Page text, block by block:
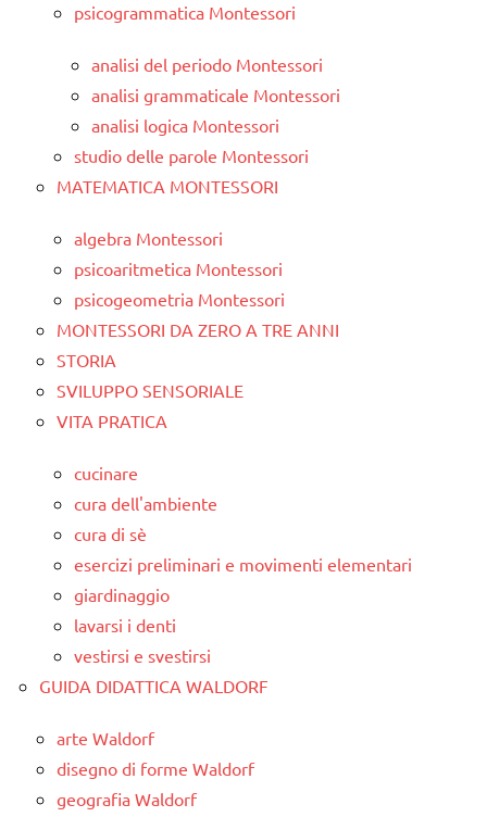
psicogrammatica Montessori
analisi del periodo Montessori
analisi grammaticale Montessori
analisi logica Montessori
studio delle parole Montessori
MATEMATICA MONTESSORI
algebra Montessori
psicoaritmetica Montessori
psicogeometria Montessori
MONTESSORI DA ZERO A TRE ANNI
STORIA
SVILUPPO SENSORIALE
VITA PRATICA
cucinare
cura dell'ambiente
cura di sè
esercizi preliminari e movimenti elementari
giardinaggio
lavarsi i denti
vestirsi e svestirsi
GUIDA DIDATTICA WALDORF
arte Waldorf
disegno di forme Waldorf
geografia Waldorf